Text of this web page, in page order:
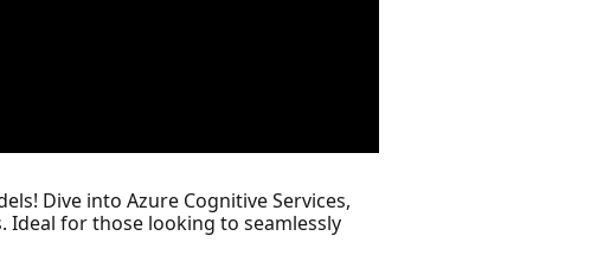
Dive into Azure Cognitive Services,
Ideal for those looking to seamlessly